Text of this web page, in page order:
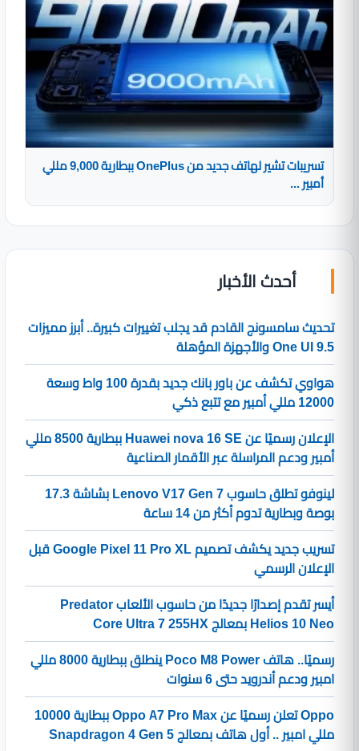
تسريبات تشير لهاتف جديد من OnePlus ببطارية 9,000 مللي
أمبير ...
أحدث الأخبار
تحديث سامسونج القادم قد يجلب تغييرات كبيرة.. أبرز مميزات
One UI 9.5 والأجهزة المؤهلة
هواوي تكشف عن باور بانك جديد بقدرة 100 واط وسعة
12000 مللي أمبير مع تتبع ذكي
الإعلان رسميًا عن Huawei nova 16 SE ببطارية 8500 مللي
أمبير ودعم المراسلة عبر الأقمار الصناعية
لينوفو تطلق حاسوب Lenovo V17 Gen 7 بشاشة 17.3
بوصة وبطارية تدوم أكثر من 14 ساعة
تسريب جديد يكشف تصميم Google Pixel 11 Pro XL قبل
الإعلان الرسمي
أيسر تقدم إصدارًا جديدًا من حاسوب الألعاب Predator
Helios 10 Neo بمعالج Core Ultra 7 255HX
رسميًا.. هاتف Poco M8 Power ينطلق ببطارية 8000 مللي
امبير ودعم أندرويد حتى 6 سنوات
Oppo تعلن رسميًا عن Oppo A7 Pro Max ببطارية 10000
مللي امبير .. أول هاتف بمعالج Snapdragon 4 Gen 5